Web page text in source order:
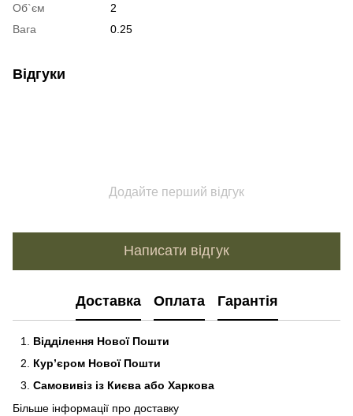
Об`єм
2
Вага
0.25
Відгуки
Додайте перший відгук
Написати відгук
Доставка Оплата Гарантія
Відділення Нової Пошти
Кур’єром Нової Пошти
Самовивіз із Києва або Харкова
Більше інформації про доставку